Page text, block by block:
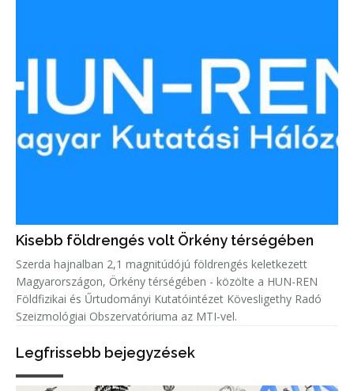
Kisebb földrengés volt Örkény térségében
Szerda hajnalban 2,1 magnitúdójú földrengés keletkezett
Magyarországon, Örkény térségében - közölte a HUN-REN
Földfizikai és Űrtudományi Kutatóintézet Kövesligethy Radó
Szeizmológiai Obszervatóriuma az MTI-vel.
Legfrissebb bejegyzések